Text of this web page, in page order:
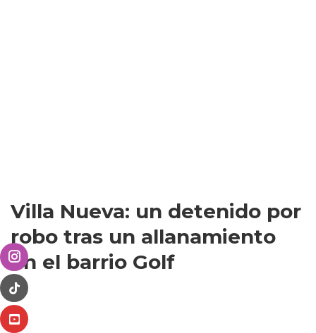
Villa Nueva: un detenido por
robo tras un allanamiento
en el barrio Golf